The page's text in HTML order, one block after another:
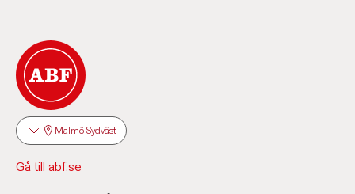
Malmö Sydväst
Gå till abf.se